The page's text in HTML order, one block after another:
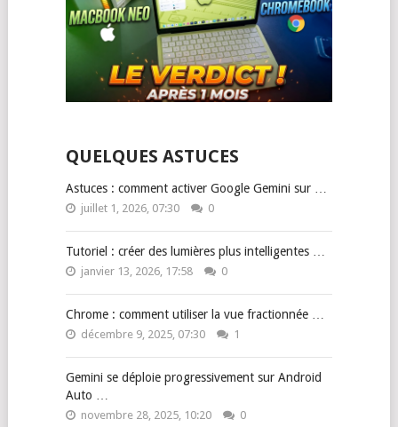
QUELQUES ASTUCES
Astuces : comment activer Google Gemini sur …
juillet 1, 2026, 07:30 0
Tutoriel : créer des lumières plus intelligentes …
janvier 13, 2026, 17:58 0
Chrome : comment utiliser la vue fractionnée …
décembre 9, 2025, 07:30 1
Gemini se déploie progressivement sur Android
Auto …
novembre 28, 2025, 10:20 0